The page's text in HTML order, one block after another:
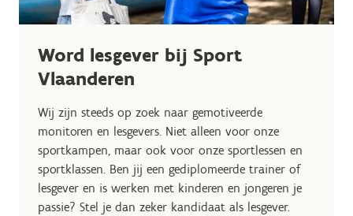
Word lesgever bij Sport
Vlaanderen
Wij zijn steeds op zoek naar gemotiveerde
monitoren en lesgevers. Niet alleen voor onze
sportkampen, maar ook voor onze sportlessen en
sportklassen. Ben jij een gediplomeerde trainer of
lesgever en is werken met kinderen en jongeren je
passie? Stel je dan zeker kandidaat als lesgever.